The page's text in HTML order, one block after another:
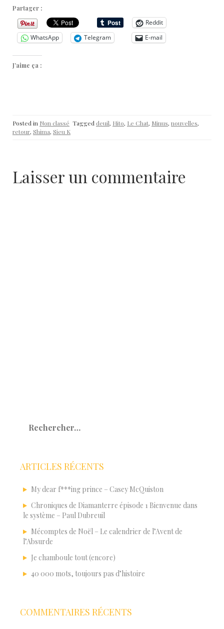
Partager :
Reddit
WhatsApp
Telegram E-mail
J’aime ça :
Posted in Non classé Tagged deuil, Hito, Le Chat, Minus, nouvelles,
retour, Shima, Sieu K
Laisser un commentaire
ARTICLES RÉCENTS
My dear f***ing prince – Casey McQuiston
Chroniques de Diamanterre épisode 1 Bienvenue dans
le système – Paul Dubreuil
Mécomptes de Noël – Le calendrier de l’Avent de
l’Absurde
Je chamboule tout (encore)
40 000 mots, toujours pas d’histoire
COMMENTAIRES RÉCENTS